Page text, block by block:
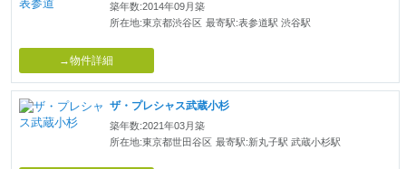
築年数:2014年09月築
所在地:東京都渋谷区 最寄駅:表参道駅 渋谷駅
→物件詳細
ザ・プレシャス武蔵小杉
築年数:2021年03月築
所在地:東京都世田谷区 最寄駅:新丸子駅 武蔵小杉駅